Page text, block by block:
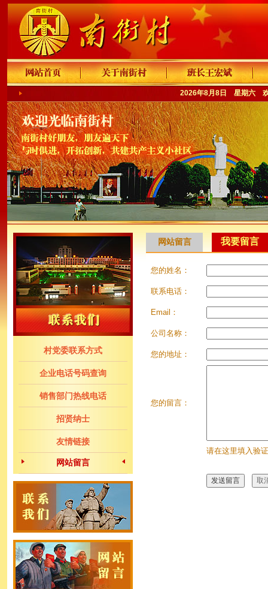
2026年8月8日 星期六
村党委联系方式
企业电话号码查询
销售部门热线电话
招贤纳士
友情链接
网站留言
网站留言 我要留言
您的姓名：
联系电话：
Email：
公司名称：
您的地址：
您的留言：
请在这里填入验